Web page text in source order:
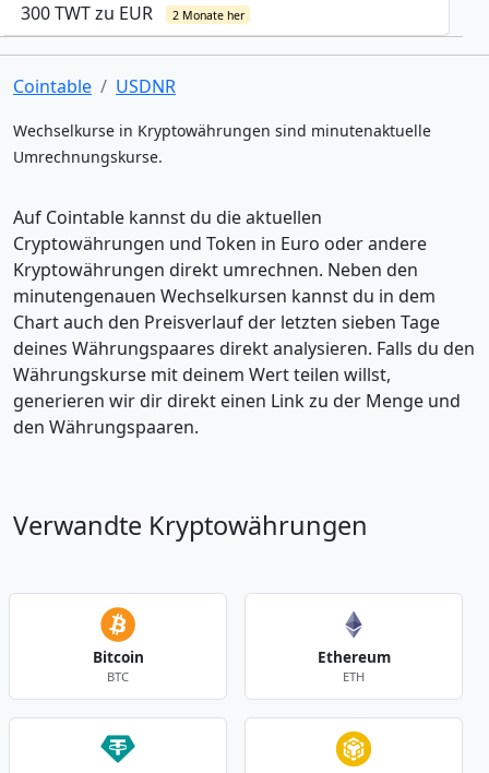
300 TWT zu EUR 2 Monate her
Cointable USDNR
Wechselkurse in Kryptowährungen sind minutenaktuelle
Umrechnungskurse.
Auf Cointable kannst du die aktuellen
Cryptowährungen und Token in Euro oder andere
Kryptowährungen direkt umrechnen. Neben den
minutengenauen Wechselkursen kannst du in dem
Chart auch den Preisverlauf der letzten sieben Tage
deines Währungspaares direkt analysieren. Falls du den
Währungskurse mit deinem Wert teilen willst,
generieren wir dir direkt einen Link zu der Menge und
den Währungspaaren.
Verwandte Kryptowährungen
Bitcoin
BTC
Ethereum
ETH